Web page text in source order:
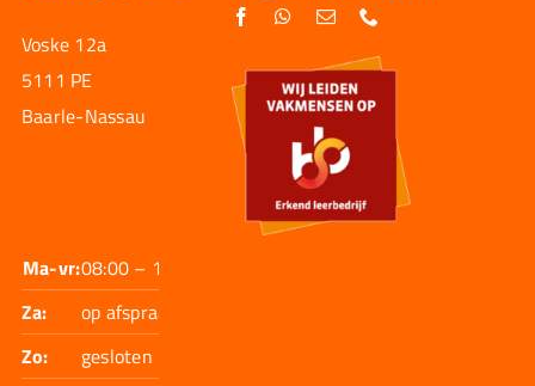
Voske 12a
5111 PE
Baarle-Nassau
Ma-vr:08:00 – 17:30
Za:
op afspraak
Zo:
gesloten